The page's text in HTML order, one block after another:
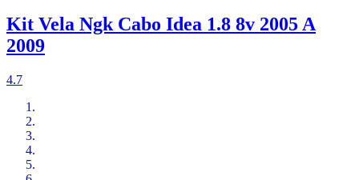
Kit Vela Ngk Cabo Idea 1.8 8v 2005 A
2009
4.7